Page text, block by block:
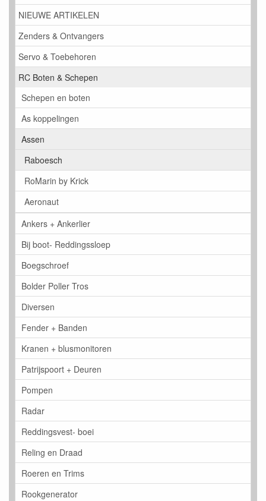
NIEUWE ARTIKELEN
Zenders & Ontvangers
Servo & Toebehoren
RC Boten & Schepen
Schepen en boten
As koppelingen
Assen
Raboesch
RoMarin by Krick
Aeronaut
Ankers + Ankerlier
Bij boot- Reddingssloep
Boegschroef
Bolder Poller Tros
Diversen
Fender + Banden
Kranen + blusmonitoren
Patrijspoort + Deuren
Pompen
Radar
Reddingsvest- boei
Reling en Draad
Roeren en Trims
Rookgenerator